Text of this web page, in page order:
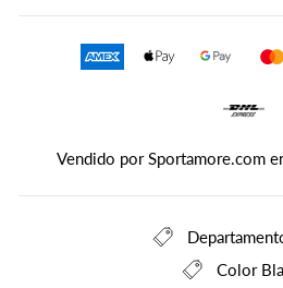
Vendido por Sportamore.com
Color